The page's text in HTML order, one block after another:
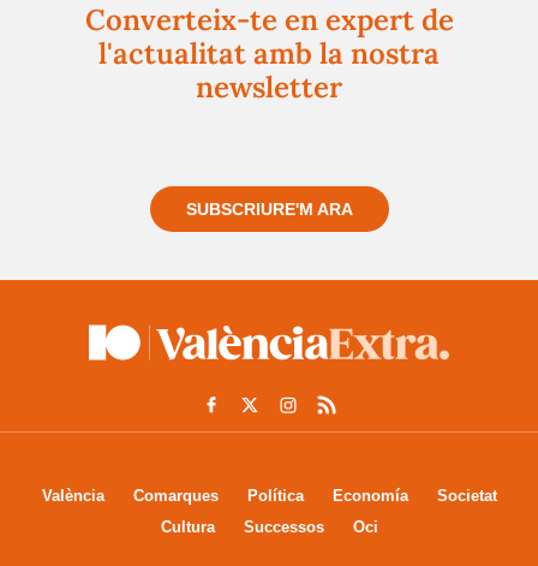
Converteix-te en expert de
l'actualitat amb la nostra
newsletter
SUBSCRIURE'M ARA
València Comarques Política Economía
Societat
Cultura
Successos Oci